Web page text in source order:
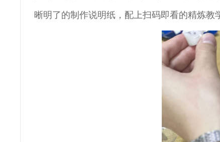
晰明了的制作说明纸，配上扫码即看的精炼